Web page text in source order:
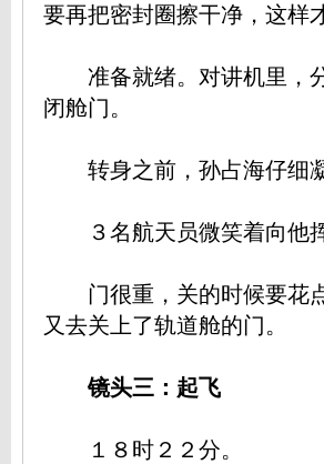
要再把密封圈擦干净，这样
准备就绪。对讲机里，分
闭舱门。
转身之前，孙占海仔细
３名航天员微笑着向他挥
门很重，关的时候要花点
又去关上了轨道舱的门。
镜头三：起飞
１８时２２分。